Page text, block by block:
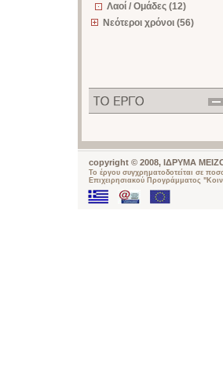
Λαοί / Ομάδες (12)
Νεότεροι χρόνοι (56)
copyright © 2008, ΙΔΡΥΜΑ
Το έργου συγχρηματοδοτείται σε
Επιχειρησιακού Προγράμματος